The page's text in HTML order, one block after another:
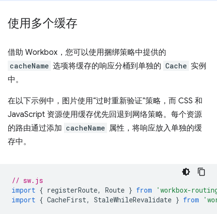
使用多个缓存
借助 Workbox，您可以使用捆绑策略中提供的
cacheName 选项将缓存的响应分桶到单独的 Cache 实例
中。
在以下示例中，图片使用“过时重新验证”策略，而 CSS 和
JavaScript 资源使用缓存优先回退到网络策略。每个资源
的路由通过添加 cacheName 属性，将响应放入单独的缓
存中。
// sw.js
import { registerRoute, Route } from
'workbox-
import { CacheFirst, StaleWhileRevalidate } from